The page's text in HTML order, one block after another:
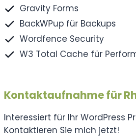
Gravity Forms
BackWPup für Backups
Wordfence Security
W3 Total Cache für
Kontaktaufnahme für
Interessiert für Ihr WordPress
Kontaktieren Sie mich jetzt!